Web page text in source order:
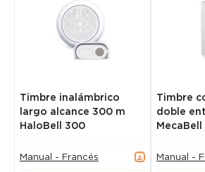
Timbre inalámbrico
largo alcance 300 m
HaloBell 300
Manual - Francés
Timbre
doble
MecaBell
Manual -